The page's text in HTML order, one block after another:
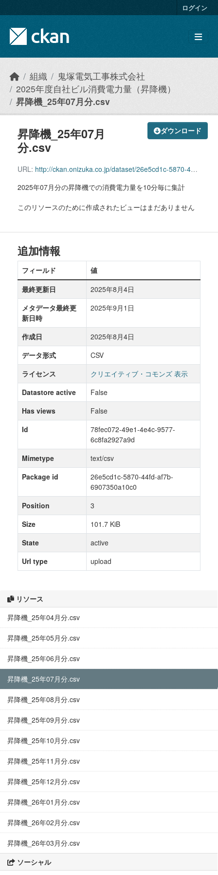
ログイン
組織
鬼塚電気工事株式会社
2025年度自社ビル消費電力量（昇降機）
昇降機_25年07月分.csv
ダウンロード
昇降機_25年07月
分.csv
URL: http://ckan.onizuka.co.jp/dataset/26e5cd1c-5870-44fd-af7b-6907350a10c0/resource/78fec072-49e1-4e4c-9577-6c8fa2927a9d/download/elevator_2507.csv
2025年07月分の昇降機での消費電力量を10分毎に集計
このリソースのために作成されたビューはまだありません
リソース
昇降機_25年04月分.csv
昇降機_25年05月分.csv
昇降機_25年06月分.csv
昇降機_25年07月分.csv
昇降機_25年08月分.csv
昇降機_25年09月分.csv
昇降機_25年10月分.csv
昇降機_25年11月分.csv
昇降機_25年12月分.csv
昇降機_26年01月分.csv
昇降機_26年02月分.csv
昇降機_26年03月分.csv
ソーシャル
追加情報
フィールド
値
最終更新日
2025年8月4日
メタデータ最終更
新日時
2025年9月1日
作成日
2025年8月4日
データ形式
CSV
ライセンス
クリエイティブ・コモンズ 表示
Datastore active
False
Has views
False
Id
78fec072-49e1-4e4c-9577-
6c8fa2927a9d
Mimetype
text/csv
Package id
26e5cd1c-5870-44fd-af7b-
6907350a10c0
Position
3
Size
101.7 KiB
State
active
Url type
upload